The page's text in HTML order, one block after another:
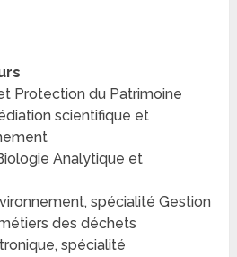
Protection du Patrimoine
scientifique et
Analytique et
spécialité Gestion
des déchets
spécialité